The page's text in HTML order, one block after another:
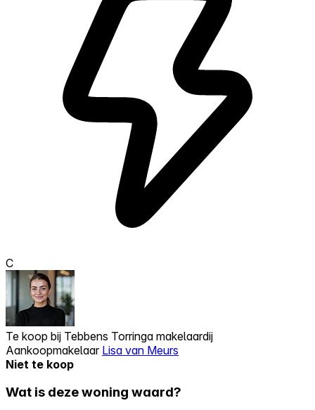
C
Te koop bij Tebbens Torringa makelaardij
Aankoopmakelaar Lisa van Meurs
Niet te koop
Wat is deze woning waard?